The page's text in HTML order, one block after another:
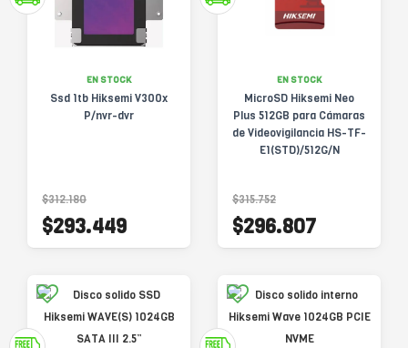
EN STOCK
Ssd 1tb Hiksemi V300x
P/nvr-dvr
$312.180
$293.449
EN STOCK
MicroSD Hiksemi Neo
Plus 512GB para Cámaras
de Videovigilancia HS-TF-
E1(STD)/512G/N
$315.752
$296.807